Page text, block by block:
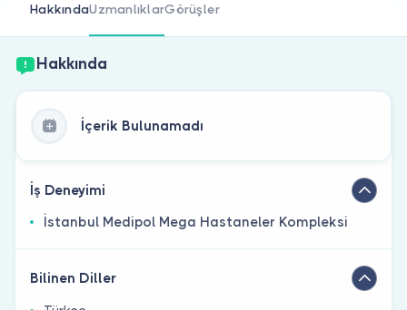
HakkındaUzmanlıklarGörüşler
Hakkında
İçerik Bulunamadı
İş Deneyimi
İstanbul Medipol Mega Hastaneler Kompleksi
Bilinen Diller